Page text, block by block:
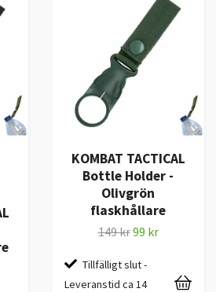
KOMBAT TACTICAL
Bottle Holder -
Olivgrön
flaskhållare
149 kr99 kr
Tillfälligt slut -
Leveranstid ca 14